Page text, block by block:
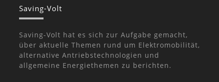
Saving-Volt
Saving-Volt hat es sich zur Aufgabe gemacht,
über aktuelle Themen rund um Elektromobilität,
alternative Antriebstechnologien und
allgemeine Energiethemen zu berichten.